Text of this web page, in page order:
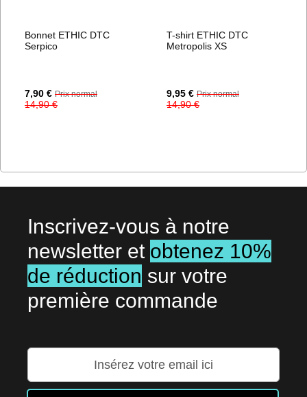
Bonnet ETHIC DTC
Serpico
Prix
Spécial
7,90 € Prix normal
14,90 €
T-shirt ETHIC DTC
Metropolis XS
Prix
Spécial
9,95 € Prix normal
14,90 €
Inscrivez-vous à notre
newsletter et obtenez 10%
de réduction sur votre
première commande
notre